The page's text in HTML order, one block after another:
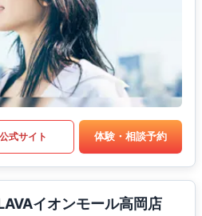
公式サイト 体験・相談予約
イオンモール高岡店